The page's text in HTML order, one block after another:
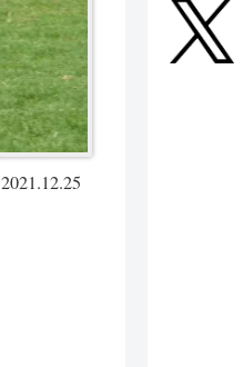
2021.12.25